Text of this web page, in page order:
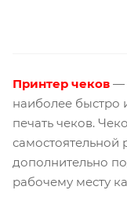
Принтер чеков —
наиболее быстро
печать чеков.
самостоятельной
дополнительно
рабочему месту